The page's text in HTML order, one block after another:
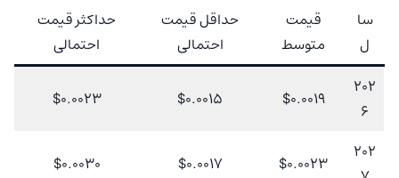
سا
ل
قیمت
متوسط
حداقل قیمت
احتمالی
حداکثر قیمت
احتمالی
202
6
$0.0019
$0.0015
$0.0023
202
$0.0023
$0.0017
$0.0030